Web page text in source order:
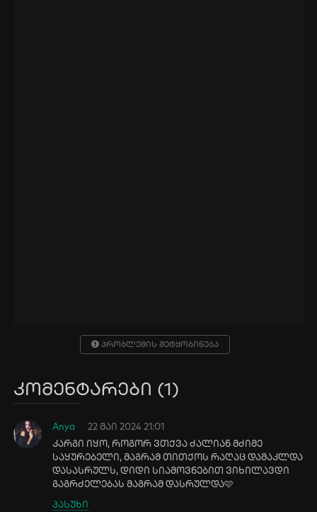
პრობლემის შეტყობინება
კომენტარები (1)
Anya
22 მაი 2024 21:01
კარგი იყო, როგორ ვთქვა ძალიან მძიმე
საყურებელი, მაგრამ თითქოს რაღაც დამაკლდა
დასასრულს, დიდი სიამოვნებით ვიხილავდი
გაგრძელებას მაგრამ დასრულდა🩷
პასუხი